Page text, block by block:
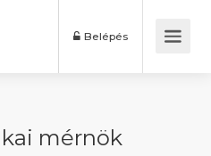
Belépés
mérnök